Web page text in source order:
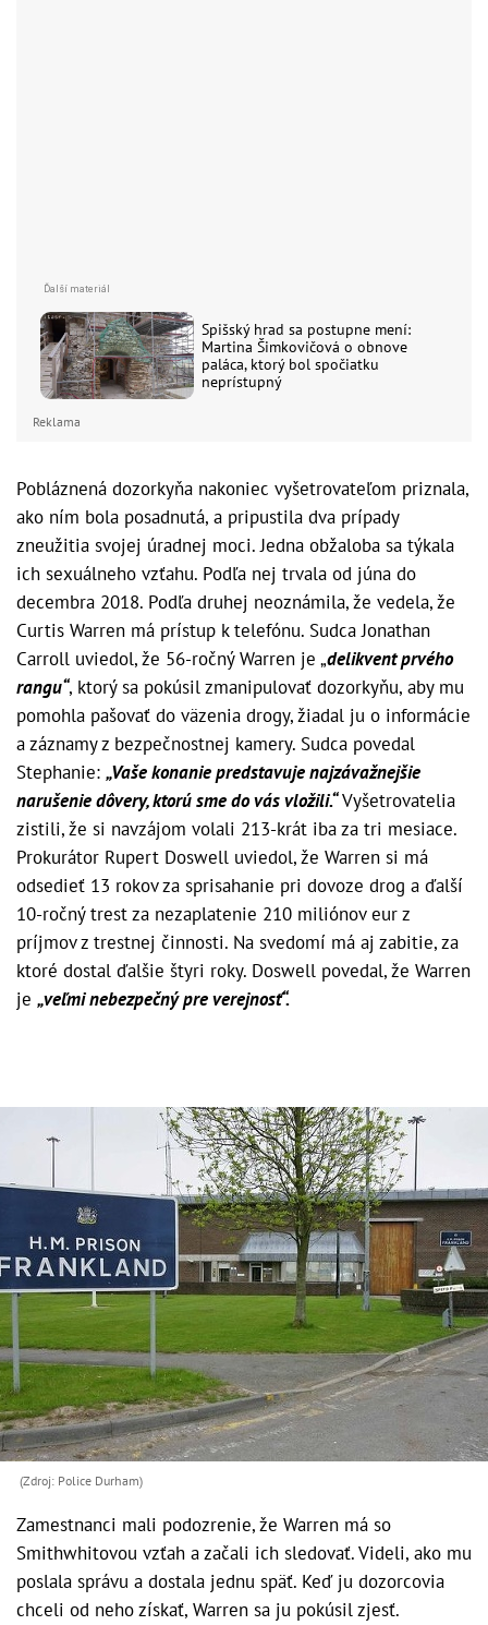
Spišský hrad sa postupne mení:
Martina Šimkovičová o obnove
paláca, ktorý bol spočiatku
neprístupný
Reklama
Pobláznená dozorkyňa nakoniec vyšetrovateľom priznala,
ako ním bola posadnutá, a pripustila dva prípady
zneužitia svojej úradnej moci. Jedna obžaloba sa týkala
ich sexuálneho vzťahu. Podľa nej trvala od júna do
decembra 2018. Podľa druhej neoznámila, že vedela, že
Curtis Warren má prístup k telefónu. Sudca Jonathan
Carroll uviedol, že 56-ročný Warren je „delikvent prvého
rangu“, ktorý sa pokúsil zmanipulovať dozorkyňu, aby mu
pomohla pašovať do väzenia drogy, žiadal ju o informácie
a záznamy z bezpečnostnej kamery. Sudca povedal
Stephanie: „Vaše konanie predstavuje najzávažnejšie
narušenie dôvery, ktorú sme do vás vložili.“Vyšetrovatelia
zistili, že si navzájom volali 213-krát iba za tri mesiace.
Prokurátor Rupert Doswell uviedol, že Warren si má
odsedieť 13 rokov za sprisahanie pri dovoze drog a ďalší
10-ročný trest za nezaplatenie 210 miliónov eur z
príjmov z trestnej činnosti. Na svedomí má aj zabitie, za
ktoré dostal ďalšie štyri roky. Doswell povedal, že Warren
je „veľmi nebezpečný pre verejnosť“.
(Zdroj: Police Durham)
Zamestnanci mali podozrenie, že Warren má so
Smithwhitovou vzťah a začali ich sledovať. Videli, ako mu
poslala správu a dostala jednu späť. Keď ju dozorcovia
chceli od neho získať, Warren sa ju pokúsil zjesť.